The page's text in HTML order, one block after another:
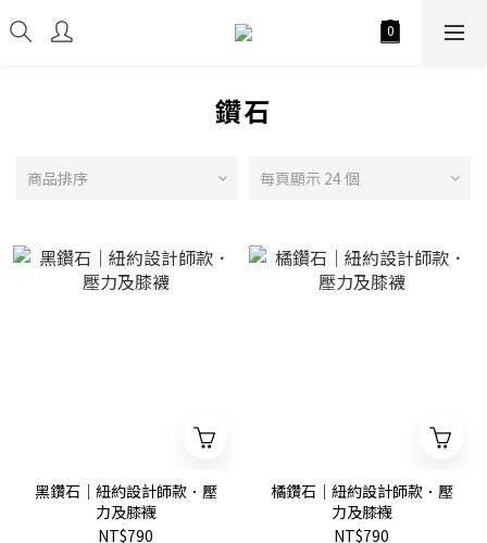
鑽石
商品排序 每頁顯示 24 個
黑鑽石｜紐約設計師款．壓
力及膝襪
NT$790
橘鑽石｜紐約設計師款．壓
力及膝襪
NT$790